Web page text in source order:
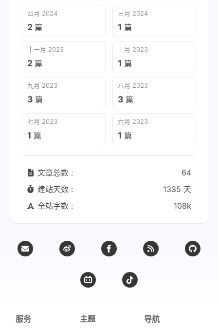
四月 2024
2 篇
三月 2024
1 篇
十一月 2023
2 篇
十月 2023
1 篇
九月 2023
3 篇
八月 2023
3 篇
七月 2023
1 篇
六月 2023
1 篇
文章总数 :
64
建站天数 :
1335 天
全站字数 :
108k
服务 主题 导航